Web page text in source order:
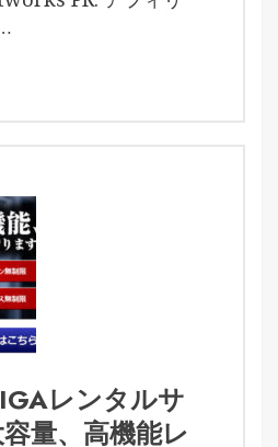
レンタルサ
量、高機能レ